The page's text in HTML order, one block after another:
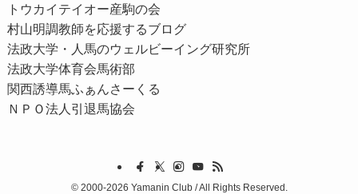
トウカイテイオー産駒の会
村山明調教師を応援するブログ
法政大学・人馬のウェルビーイング研究所
法政大学体育会馬術部
関西誘導馬ふぁんさーくる
ＮＰＯ法人引退馬協会
©2000-2026 Yamanin Club / All Rights Reserved.